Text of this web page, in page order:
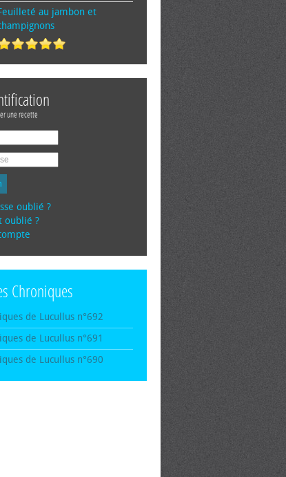
au jambon et
une recette
oublié ?
oublié ?
Chroniques
de Lucullus n°692
de Lucullus n°691
de Lucullus n°690